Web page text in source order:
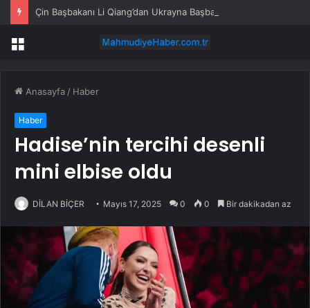
Menü
Anasayfa / Haber
Haber
Hadise’nin tercihi desenli
mini elbise oldu
DİLAN BİÇER Mayıs 17, 2025 0 0 Bir dakikadan az